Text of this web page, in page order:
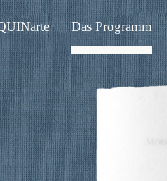
Das Programm